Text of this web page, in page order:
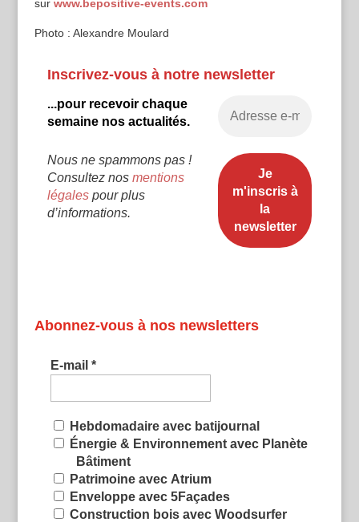
sur www.bepositive-events.com
Photo : Alexandre Moulard
Inscrivez-vous à notre newsletter
...pour recevoir chaque
semaine nos actualités.
Nous ne spammons pas !
Consultez nos mentions
légalespour plus
d’informations.
Abonnez-vous à nos newsletters
E-mail *
Hebdomadaire avec batijournal
Énergie & Environnement avec Planète
Bâtiment
Patrimoine avec Atrium
Enveloppe avec 5Façades
Construction bois avec Woodsurfer